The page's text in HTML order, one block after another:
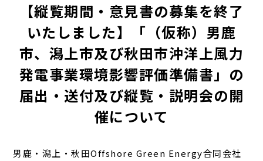
【縦覧期間・意見書の募集を終了
いたしました】「（仮称）男鹿
市、潟上市及び秋田市沖洋上風力
発電事業環境影響評価準備書」の
届出・送付及び縦覧・説明会の開
催について
男鹿・潟上・秋田Offshore Green Energy合同会社